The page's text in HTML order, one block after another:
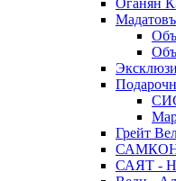
Оганян
Мадатовъ
Грейт
САЯТ -